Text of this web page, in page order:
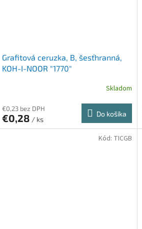
Grafitová ceruzka, B, šesťhranná,
KOH-I-NOOR "1770"
Skladom
€0,23 bez DPH
€0,28 / ks
Do košíka
Kód: TICGB